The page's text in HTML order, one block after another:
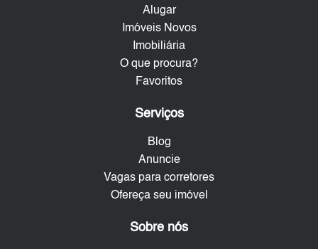
Alugar
Imóveis Novos
Imobiliária
O que procura?
Favoritos
Serviços
Blog
Anuncie
Vagas para corretores
Ofereça seu imóvel
Sobre nós